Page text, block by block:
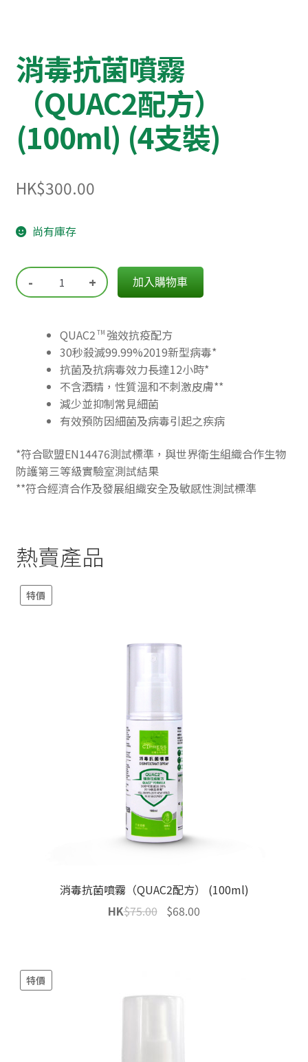
消毒抗菌噴霧
（QUAC2配方）
(100ml) (4支裝)
HK$300.00
尚有庫存
- + 加入購物車
QUAC2 TM 強效抗疫配方
30秒殺滅99.99%2019新型病毒*
抗菌及抗病毒效力長達12小時*
不含酒精，性質溫和不刺激皮膚**
減少並抑制常見細菌
有效預防因細菌及病毒引起之疾病
*符合歐盟EN14476測試標準，與世界衛生組織合作生物
防護第三等級實驗室測試結果
**符合經濟合作及發展組織安全及敏感性測試標準
熱賣產品
消毒抗菌噴霧（QUAC2配方） (100ml)
特價
HK$75.00
Original
$68.00
特價